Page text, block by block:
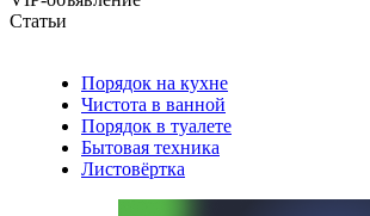
Статьи
Порядок на кухне
Чистота в ванной
Порядок в туалете
Бытовая техника
Листовёртка